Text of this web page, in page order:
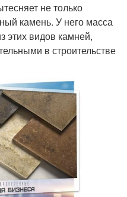
не только
камень. У него масса
этих видов камней,
в строительстве